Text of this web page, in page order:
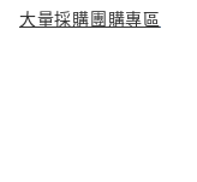
大量採購團購專區